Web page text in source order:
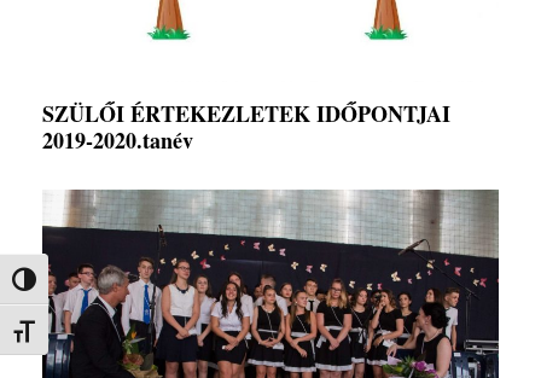
Nagy kontraszt váltása
Betűméret váltása
SZÜLŐI ÉRTEKEZLETEK IDŐPONTJAI
2019-2020.tanév